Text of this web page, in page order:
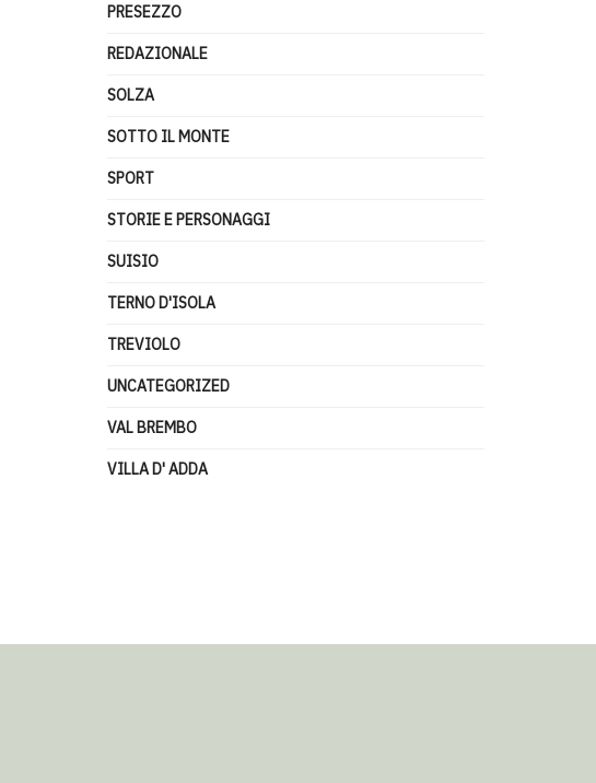
PRESEZZO
REDAZIONALE
SOLZA
SOTTO IL MONTE
SPORT
STORIE E PERSONAGGI
SUISIO
TERNO D'ISOLA
TREVIOLO
UNCATEGORIZED
VAL BREMBO
VILLA D' ADDA